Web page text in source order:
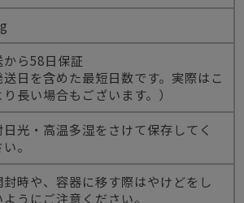
から58日保証
送日を含めた最短日数です。実際はこ
長い場合もございます。）
日光・高温多湿をさけて保存してく
。
封時や、容器に移す際はやけどをし
ようにご注意ください。